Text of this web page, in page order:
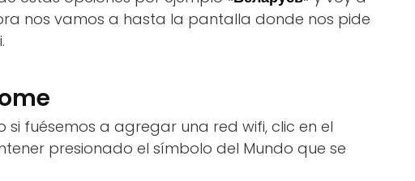
nos vamos a hasta la pantalla donde nos pide
fuésemos a agregar una red wifi, clic en el
presionado el símbolo del Mundo que se